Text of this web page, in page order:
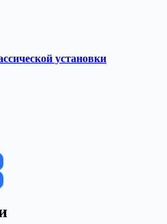
установки